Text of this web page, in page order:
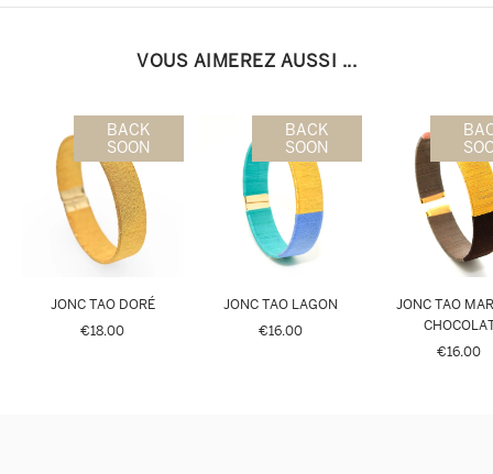
VOUS AIMEREZ AUSSI ...
BACK
SOON
JONC TAO DORÉ
€18.00
BACK
SOON
JONC TAO LAGON
€16.00
JONC TAO
€16.00